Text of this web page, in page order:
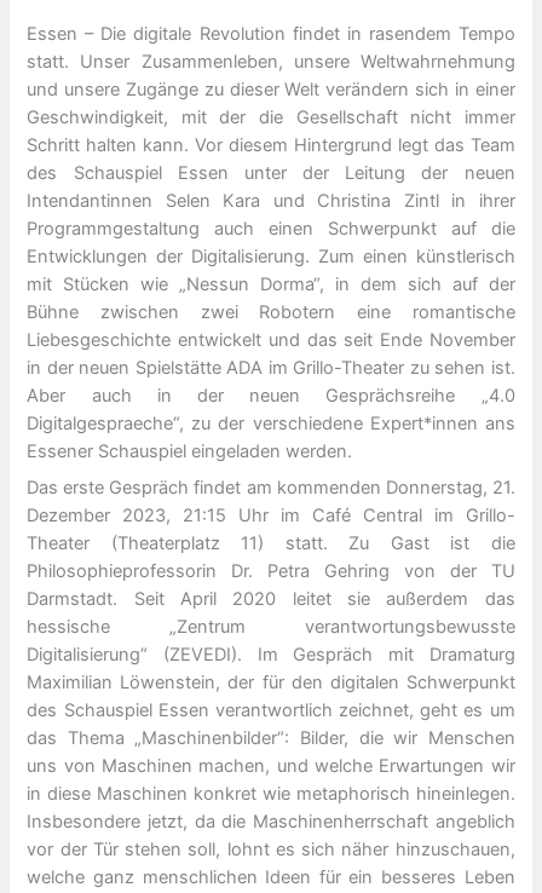
Essen – Die digitale Revolution findet in rasendem Tempo
statt. Unser Zusammenleben, unsere Weltwahrnehmung
und unsere Zugänge zu dieser Welt verändern sich in einer
Geschwindigkeit, mit der die Gesellschaft nicht immer
Schritt halten kann. Vor diesem Hintergrund legt das Team
des Schauspiel Essen unter der Leitung der neuen
Intendantinnen Selen Kara und Christina Zintl in ihrer
Programmgestaltung auch einen Schwerpunkt auf die
Entwicklungen der Digitalisierung. Zum einen künstlerisch
mit Stücken wie „Nessun Dorma“, in dem sich auf der
Bühne zwischen zwei Robotern eine romantische
Liebesgeschichte entwickelt und das seit Ende November
in der neuen Spielstätte ADA im Grillo-Theater zu sehen ist.
Aber auch in der neuen Gesprächsreihe „4.0
Digitalgespraeche“, zu der verschiedene Expert*innen ans
Essener Schauspiel eingeladen werden.
Das erste Gespräch findet am kommenden Donnerstag, 21.
Dezember 2023, 21:15 Uhr im Café Central im Grillo-
Theater (Theaterplatz 11) statt. Zu Gast ist die
Philosophieprofessorin Dr. Petra Gehring von der TU
Darmstadt. Seit April 2020 leitet sie außerdem das
hessische „Zentrum verantwortungsbewusste
Digitalisierung“ (ZEVEDI). Im Gespräch mit Dramaturg
Maximilian Löwenstein, der für den digitalen Schwerpunkt
des Schauspiel Essen verantwortlich zeichnet, geht es um
das Thema „Maschinenbilder“: Bilder, die wir Menschen
uns von Maschinen machen, und welche Erwartungen wir
in diese Maschinen konkret wie metaphorisch hineinlegen.
Insbesondere jetzt, da die Maschinenherrschaft angeblich
vor der Tür stehen soll, lohnt es sich näher hinzuschauen,
welche ganz menschlichen Ideen für ein besseres Leben